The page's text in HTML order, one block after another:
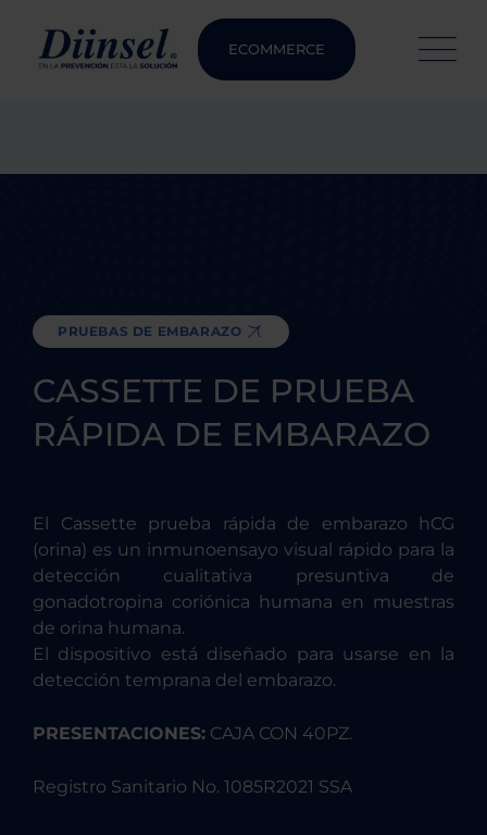
ECOMMERCE
PRUEBAS DE EMBARAZO
CASSETTE DE PRUEBA
RÁPIDA DE EMBARAZO
El Cassette prueba rápida de embarazo hCG
(orina) es un inmunoensayo visual rápido para la
detección cualitativa presuntiva de
gonadotropina coriónica humana en muestras
de orina humana.
El dispositivo está diseñado para usarse en la
detección temprana del embarazo.
PRESENTACIONES: CAJA CON 40PZ.
Registro Sanitario No. 1085R2021 SSA